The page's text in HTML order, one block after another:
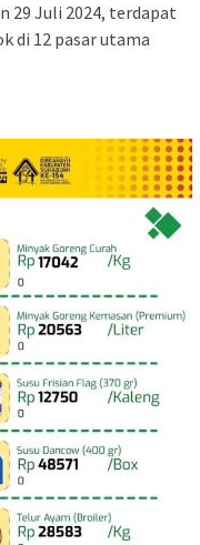
29 Juli 2024, terdapat
di 12 pasar utama